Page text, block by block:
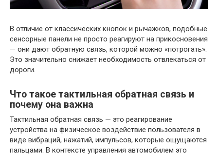
В отличие от классических кнопок и рычажков, подобные
сенсорные панели не просто реагируют на прикосновения
— они дают обратную связь, которой можно «потрогать».
Это значительно снижает необходимость отвлекаться от
дороги.
Что такое тактильная обратная связь и
почему она важна
Тактильная обратная связь — это реагирование
устройства на физическое воздействие пользователя в
виде вибраций, нажатий, импульсов, которые ощущаются
пальцами. В контексте управления автомобилем это